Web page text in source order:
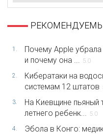
1.
Почему Apple
и почему она ...
5.0
2.
Кибератаки на
системам 12 штатов
3.
На Киевщине пьяный
летнего ребенк...
5.0
4.
Эбола в Конго: